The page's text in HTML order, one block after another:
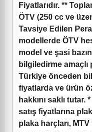
Fiyatlarıdır. **
ÖTV (250 cc ve
Tavsiye Edilen
modellerde ÖTV
model ve şasi
bilgiledirme amaçlı
Türkiye önceden
fiyatlarda ve ürün
hakkını saklı
satış fiyatlarına
plaka harçları,